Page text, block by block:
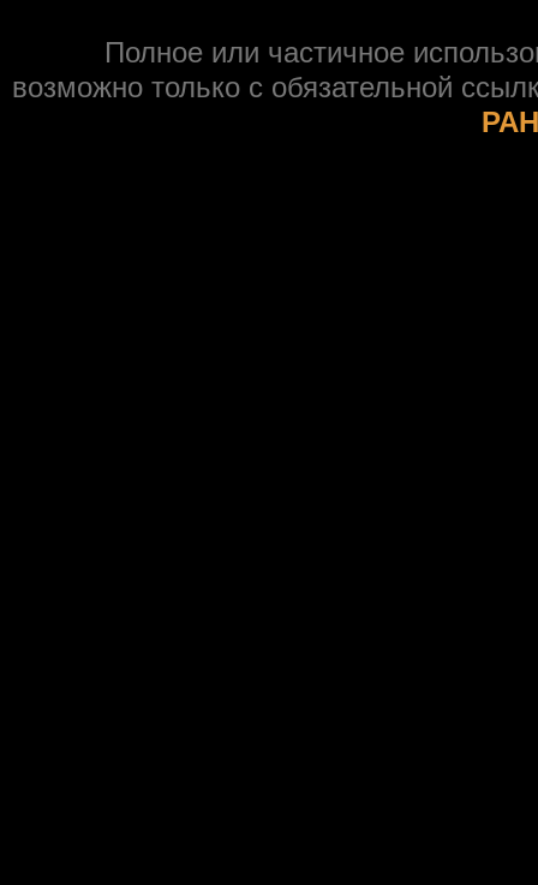
Полное или частичное
возможно только с обязательной